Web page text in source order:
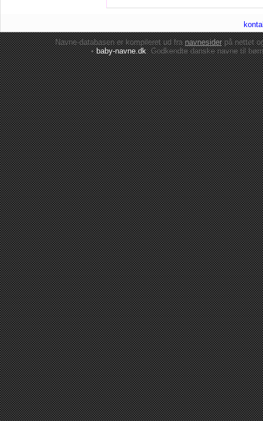
Navne-databasen er kompileret ud franavnesiderpå nettet
•baby-navne.dk: Godkendte danskenavne til børn